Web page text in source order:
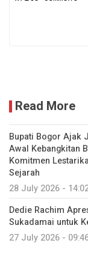
Read More
Bupati Bogor Ajak
Awal Kebangkitan
Komitmen
Sejarah
28 July 2026 -
Dedie Rachim
Sukadamai untuk
27 July 2026 -